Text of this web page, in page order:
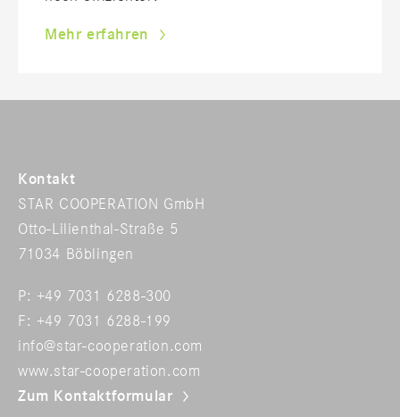
Mehr erfahren
Kontakt
STAR COOPERATION GmbH
Otto-Lilienthal-Straße 5
71034 Böblingen
P: +49 7031 6288-300
F: +49 7031 6288-199
info@star-cooperation.com
www.star-cooperation.com
Zum Kontaktformular